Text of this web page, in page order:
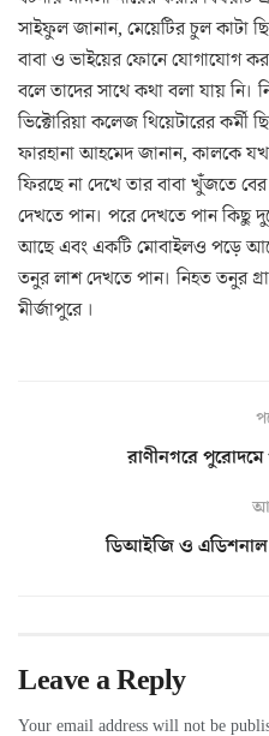
সাইফুল জানান, মেয়েটির চুল কাটা
বাবা ও ভাইয়ের ফোনে যোগাযোগ
বলে তাদের সাথে কথা বলা যায় নি।
ভিক্টোরিয়া কলেজ থিয়েটারের কর্মী
ফারহানা আহমেদ জানান, কালকে
ফিরছে না দেখে তার বাবা খুঁজতে
দেখতে পান। পরে দেখতে পান কিছু
আছে এবং একটি মোবাইলও পড়ে
তনুর লাশ দেখতে পান। নিহত তনুর
মীর্জাপুরে ।
রাণীনগরে
ডিআইজি ও
Leave a Reply
Your email address will not be